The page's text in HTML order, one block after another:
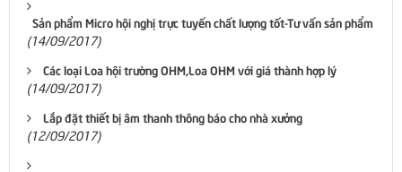
Sản phẩm Micro hội nghị trực tuyến chất lượng tốt-Tư vấn sản phẩm
(14/09/2017)
Các loại Loa hội trường OHM,Loa OHM với giá thành hợp lý
(14/09/2017)
Lắp đặt thiết bị âm thanh thông báo cho nhà xưởng
(12/09/2017)